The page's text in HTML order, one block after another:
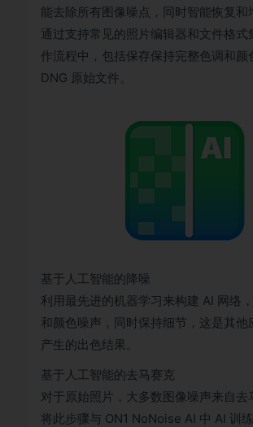
能去除所有图像噪点，同时智能恢复和
通过支持常见的照片编辑器和文件格式
作流程中，包括保存保持完整色调和颜
DNG 原始文件。
基于人工智能的降噪
利用最先进的机器学习来构建 AI 网络
和颜色噪声，同时保持细节，这是其他
产生的出色结果。
基于人工智能的去马赛克
对于原始照片，大多数图像噪声来自去
将此步骤与 ON1 NoNoise AI 中 AI 训